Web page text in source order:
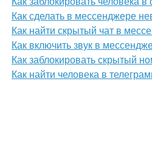
Как сделать в мессенджере
Как найти скрытый чат в
Как включить звук в
Как заблокировать скрытый
Как найти человека в